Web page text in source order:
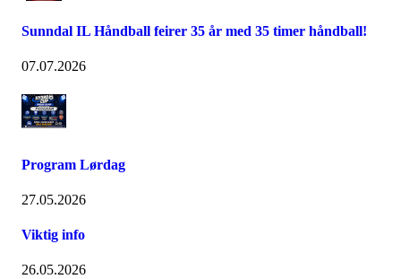
Sunndal IL Håndball feirer 35 år med 35 timer håndball!
07.07.2026
Program Lørdag
27.05.2026
Viktig info
26.05.2026